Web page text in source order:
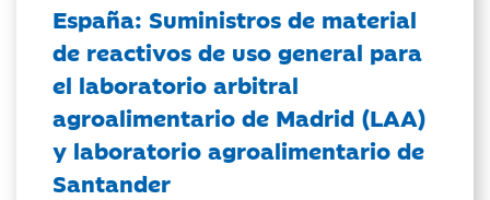
España: Suministros de material
de reactivos de uso general para
el laboratorio arbitral
agroalimentario de Madrid (LAA)
y laboratorio agroalimentario de
Santander